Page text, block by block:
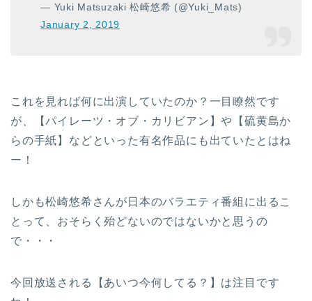
— Yuki Matsuzaki 松崎悠希 (@Yuki_Mats)
January 2, 2019
これを見れば何に出演していたのか？一目瞭然です
が、【パイレーツ・オブ・カリビアン】や【硫黄島か
らの手紙】などといった有名作品にも出ていたとはね
ー！
しかも松崎悠希さんが日本のバラエティ番組に出るこ
とって、おそらく殆どないのではないかと思うの
で・・・
今回放送される【あいつ今何してる？】は注目です